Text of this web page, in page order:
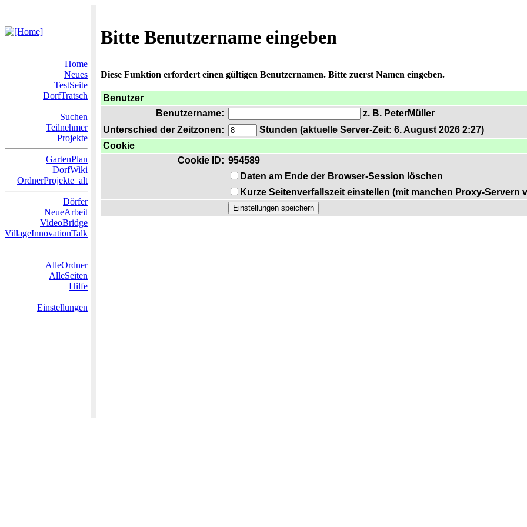
Bitte Benutzername eingeben
Home
Neues
TestSeite
DorfTratsch
Suchen
Teilnehmer
Projekte
GartenPlan
DorfWiki
OrdnerProjekte_alt
Dörfer
NeueArbeit
VideoBridge
VillageInnovationTalk
AlleOrdner
AlleSeiten
Hilfe
Einstellungen
Diese Funktion erfordert einen gültigen Benutzernamen. Bitte zuerst Namen eingeben.
Benutzer
Benutzername:
z. B. PeterMüller
Unterschied der Zeitzonen:
Stunden (aktuelle Server-Zeit: 6. August 2026 2:27)
Cookie
Cookie ID: 954589
Daten am Ende der Browser-Session löschen
Kurze Seitenverfallszeit einstellen (mit manchen Proxy-Servern